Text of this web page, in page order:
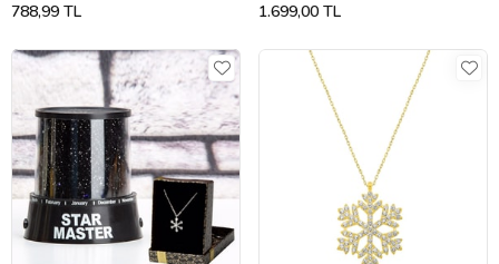
788,99 TL 1.699,00 TL